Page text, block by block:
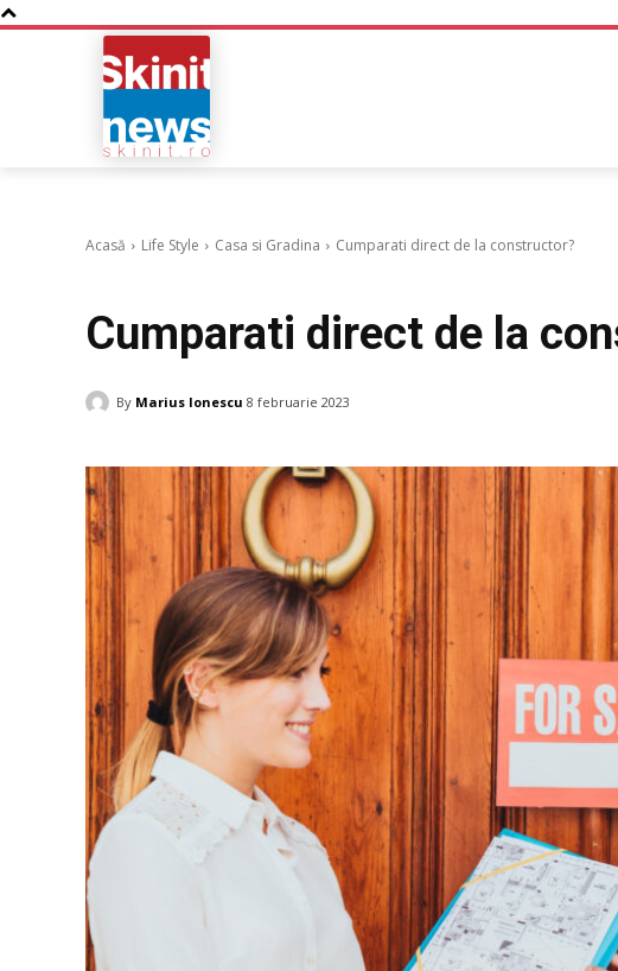
Acasă Life Style Casa si Gradina Cumparati direct de la constructor?
Cumparati direct de la
By Marius Ionescu 8 februarie 2023